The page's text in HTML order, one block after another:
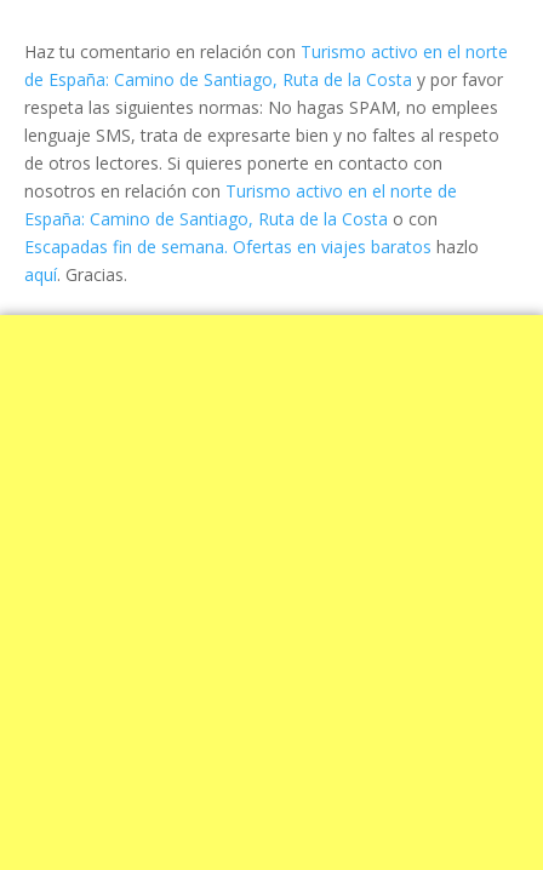
Haz tu comentario en relación con Turismo activo en el norte
de España: Camino de Santiago, Ruta de la Costa y por favor
respeta las siguientes normas: No hagas SPAM, no emplees
lenguaje SMS, trata de expresarte bien y no faltes al respeto
de otros lectores. Si quieres ponerte en contacto con
nosotros en relación con Turismo activo en el norte de
España: Camino de Santiago, Ruta de la Costa o con
Escapadas fin de semana. Ofertas en viajes baratos hazlo
aquí. Gracias.